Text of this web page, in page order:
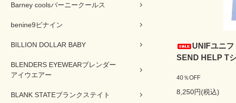
Barney coolsバーニークールス
benine9ビナイン
BILLION DOLLAR BABY
BLENDERS EYEWEARブレンダー
アイウエアー
BLANK STATEブランクステイト
UNIFユニフ
SEND HELP T
40％OFF
8,250円(税込)